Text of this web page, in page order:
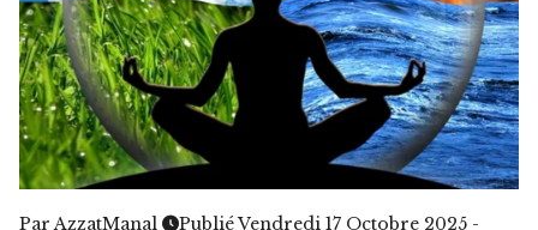
ParAzzatManal
Publié Vendredi 17 Octobre 2025 -